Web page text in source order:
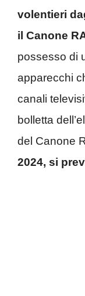
volentieri
il Canone
possesso di
apparecchi
canali
bolletta
del Canone
2024, si